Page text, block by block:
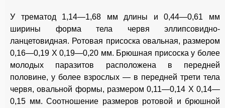
У трематод 1,14—1,68 мм длины и 0,44—0,61 мм
ширины форма тела червя эллипсовидно-
ланцетовидная. Ротовая присоска овальная, размером
0,16—0,19 X 0,19—0,20 мм. Брюшная присоска у более
молодых паразитов расположена в передней
половине, у более взрослых — в передней трети тела
червя, овальной формы, размером 0,11—0,14 X 0,14—
0,15 мм. Соотношение размеров ротовой и брюшной